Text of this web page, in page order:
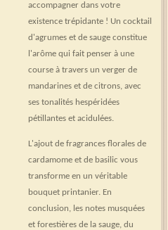
accompagner dans votre
existence trépidante ! Un cocktail
d'agrumes et de sauge constitue
l'arôme qui fait penser à une
course à travers un verger de
mandarines et de citrons, avec
ses tonalités hespéridées
pétillantes et acidulées.
L'ajout de fragrances florales de
cardamome et de basilic vous
transforme en un véritable
bouquet printanier. En
conclusion, les notes musquées
et forestières de la sauge, du